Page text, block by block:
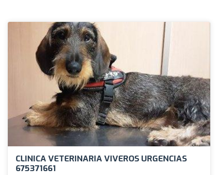
CLINICA VETERINARIA VIVEROS URGENCIAS
675371661